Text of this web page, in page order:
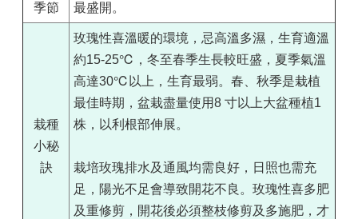
季節
最盛開。
栽種
小秘
訣
玫瑰性喜溫暖的環境，忌高溫多濕，生育適溫
約15-25℃，冬至春季生長較旺盛，夏季氣溫
高達30℃以上，生育最弱。春、秋季是栽植
最佳時期，盆栽盡量使用8 寸以上大盆種植1
株，以利根部伸展。
栽培玫瑰排水及通風均需良好，日照也需充
足，陽光不足會導致開花不良。玫瑰性喜多肥
及重修剪，開花後必須整枝修剪及多施肥，才